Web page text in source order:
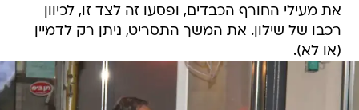
את מעילי החורף הכבדים, ופסעו זה לצד זו, לכיוון
רכבו של שילון. את המשך התסריט, ניתן רק לדמיין
(או לא).